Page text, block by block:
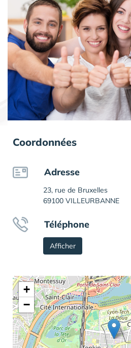
Coordonnées
Adresse
23, rue de Bruxelles
69100 VILLEURBANNE
Téléphone
Afficher
+
−